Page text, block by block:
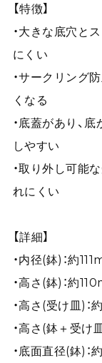
【特徴】
・大きな底穴と
にくい
・サークリング
くなる
・底蓋があり、
しやすい
・取り外し可能
れにくい
【詳細】
・内径(鉢)：約
・高さ(鉢)：約
・高さ(受け皿)
・高さ(鉢＋受け
・底面直径(鉢)